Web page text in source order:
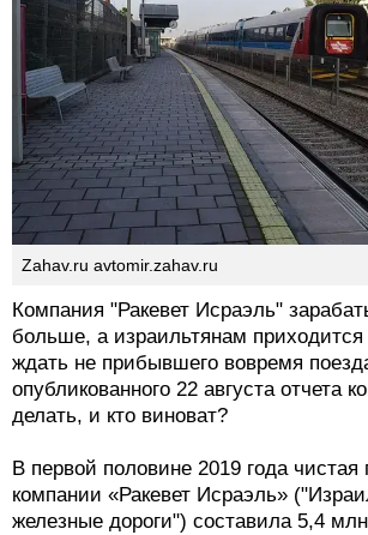
Zahav.ru avtomir.zahav.ru
Компания "Ракевет Исраэль"
больше, а израильтянам
ждать не прибывшего вовремя
опубликованного 22 августа отчета
делать, и кто виноват?
В первой половине 2019 года
компании «Ракевет Исраэль»
железные дороги") составила 5,4